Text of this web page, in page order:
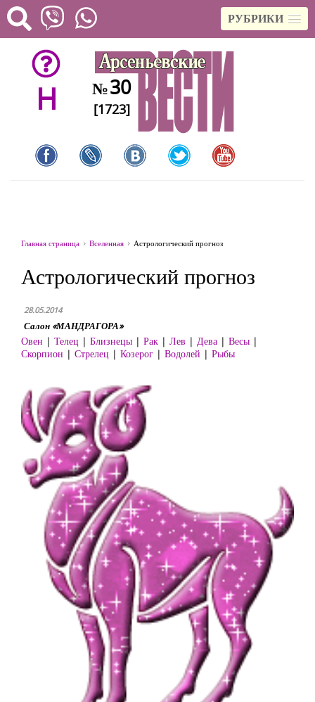
РУБРИКИ
H №30
[1723]
Главная страница Вселенная Астрологический прогноз
Астрологический прогноз
28.05.2014
Салон «МАНДРАГОРА»
Овен | Телец | Близнецы | Рак | Лев | Дева | Весы |
Скорпион | Стрелец | Козерог | Водолей | Рыбы